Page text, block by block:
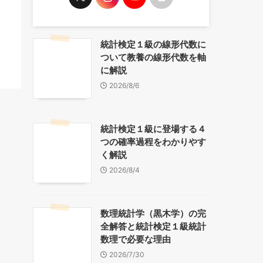
統計検定１級の線形代数に
ついて教養の線形代数を軸
に解説
2026/8/6
統計検定１級に登場する４
つの確率過程をわかりやす
く解説
2026/8/4
数理統計学（黒木学）の完
全解答と統計検定１級統計
数理で必要な理由
2026/7/30